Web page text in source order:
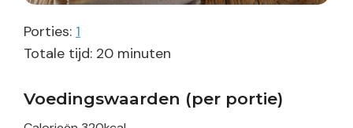
Porties: 1
Totale tijd: 20minuten
minuten
Voedingswaarden (per portie)